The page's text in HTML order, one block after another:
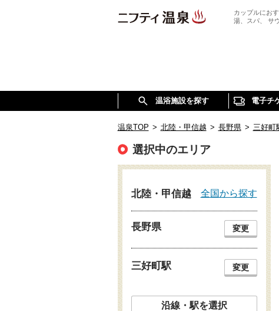
カップルにお
湯、スパ、 サ
温浴施設を探す 電子チ
温泉TOP > 北陸・甲信越 > 長野県 > 三好町
選択中のエリア
北陸・甲信越 全国から探す
長野県 変更
三好町駅 変更
沿線・駅を選択